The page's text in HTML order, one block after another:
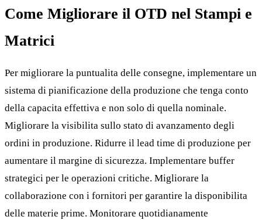
Come Migliorare il OTD nel Stampi e
Matrici
Per migliorare la puntualita delle consegne, implementare un
sistema di pianificazione della produzione che tenga conto
della capacita effettiva e non solo di quella nominale.
Migliorare la visibilita sullo stato di avanzamento degli
ordini in produzione. Ridurre il lead time di produzione per
aumentare il margine di sicurezza. Implementare buffer
strategici per le operazioni critiche. Migliorare la
collaborazione con i fornitori per garantire la disponibilita
delle materie prime. Monitorare quotidianamente